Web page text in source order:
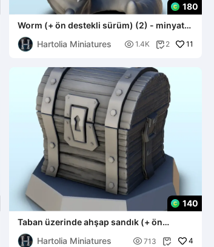
180
Worm (+ ön destekli sürüm) (2) - minyatür
warhammer sc
Hartolia Miniatures
 1.4K  2 11
140
Taban üzerinde ahşap sandık (+ ön
destekli versiyon) (2) - miniatu
Hartolia Miniatures
 713  4